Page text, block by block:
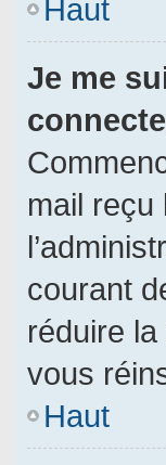
Haut
Je me
mail reçu
courant
réduire
vous
Haut